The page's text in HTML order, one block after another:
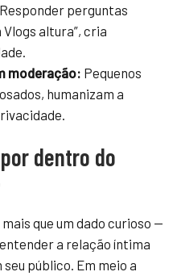
Responder perguntas
Vlogs altura”, cria
moderação: Pequenos
humanizam a
dentro do
que um dado curioso —
a relação íntima
público. Em meio a